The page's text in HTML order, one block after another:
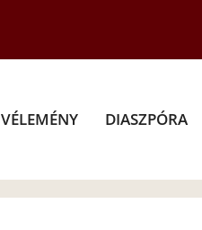
VÉLEMÉNY DIASZPÓRA